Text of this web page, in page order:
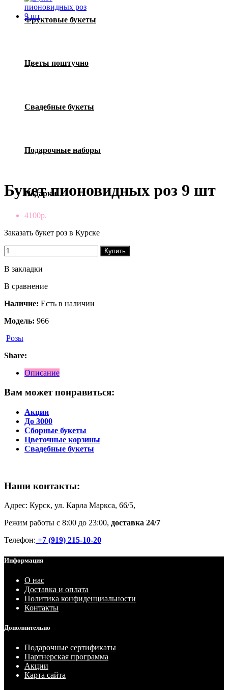
Фруктовые букеты
Цветы поштучно
Свадебные букеты
Подарочные наборы
Подарки
Букет пионовидных роз 9 шт
4100р.
Заказать букет роз в Курске
Купить
В закладки
В сравнение
Наличие: Есть в наличии
Модель: 966
Розы
Share:
Описание
Вам может понравиться:
Акции
До 3000
Сборные букеты
Цветочные корзины
Свадебные букеты
Наши контакты:
Адрес: Курск, ул. Карла Маркса, 66/5,
Режим работы с 8:00 до 23:00, доставка 24/7
Телефон: +7 (919) 215-10-20
Информация
О нас
Доставка и оплата
Политика конфиденциальности
Контакты
Дополнительно
Подарочные сертификаты
Партнерская программа
Акции
Карта сайта